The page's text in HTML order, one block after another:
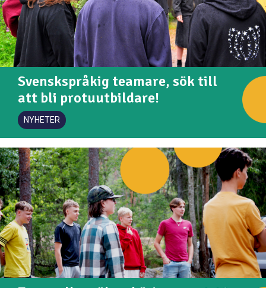
Svenskspråkig teamare, sök till
att bli protuutbildare!
NYHETER